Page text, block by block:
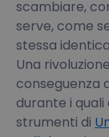
scambiare,
serve, come
stessa
Una
conseguenza
durante i
strumenti di